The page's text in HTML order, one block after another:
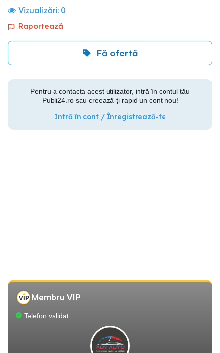
Vizualizări: 0
Raportează
Fă ofertă
Pentru a contacta acest utilizator, intră în contul tău
Publi24.ro sau creează-ți rapid un cont nou!
Intră în cont / Înregistrează-te
Membru VIP
Telefon validat